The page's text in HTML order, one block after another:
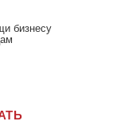
бизнесу